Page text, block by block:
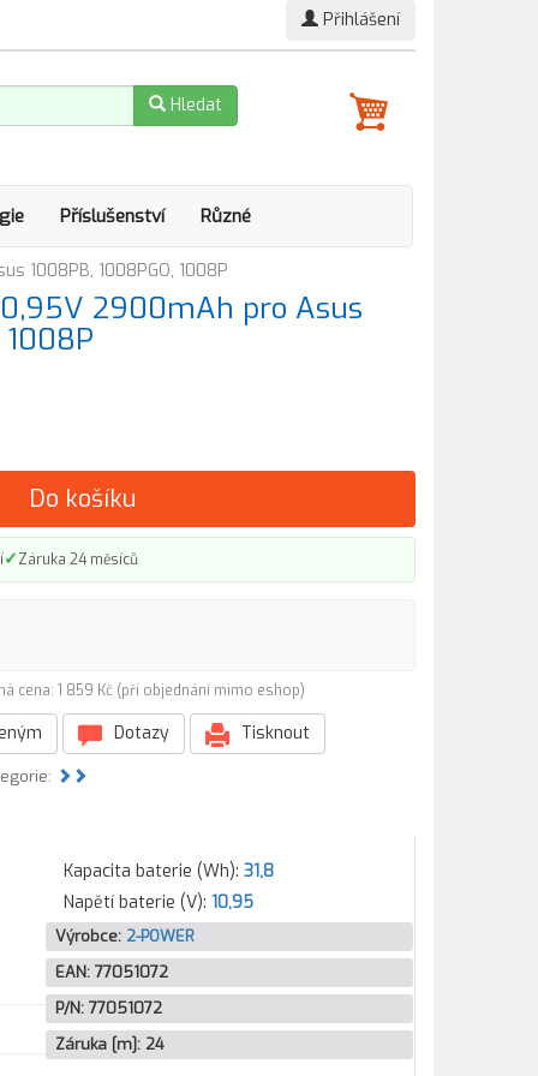
Přihlášení
Hledat
Příslušenství Různé
1008PB, 1008PGO, 1008P
2900mAh pro Asus
1008P
Do košíku
✓Záruka 24 měsíců
cena: 1 859 Kč (při objednání mimo eshop)
Dotazy Tisknout
Kapacita baterie (Wh): 31,8
Napětí baterie (V): 10,95
Výrobce: 2-POWER
EAN: 77051072
P/N: 77051072
Záruka [m]: 24